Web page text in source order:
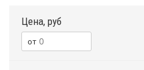
Цена, руб